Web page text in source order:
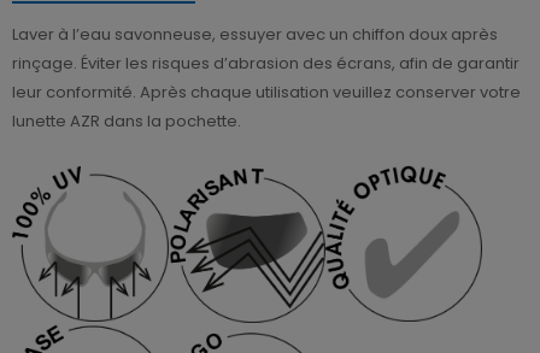
Laver à l’eau savonneuse, essuyer avec un chiffon doux après
rinçage. Éviter les risques d’abrasion des écrans, afin de garantir
leur conformité. Après chaque utilisation veuillez conserver votre
lunette AZR dans la pochette.